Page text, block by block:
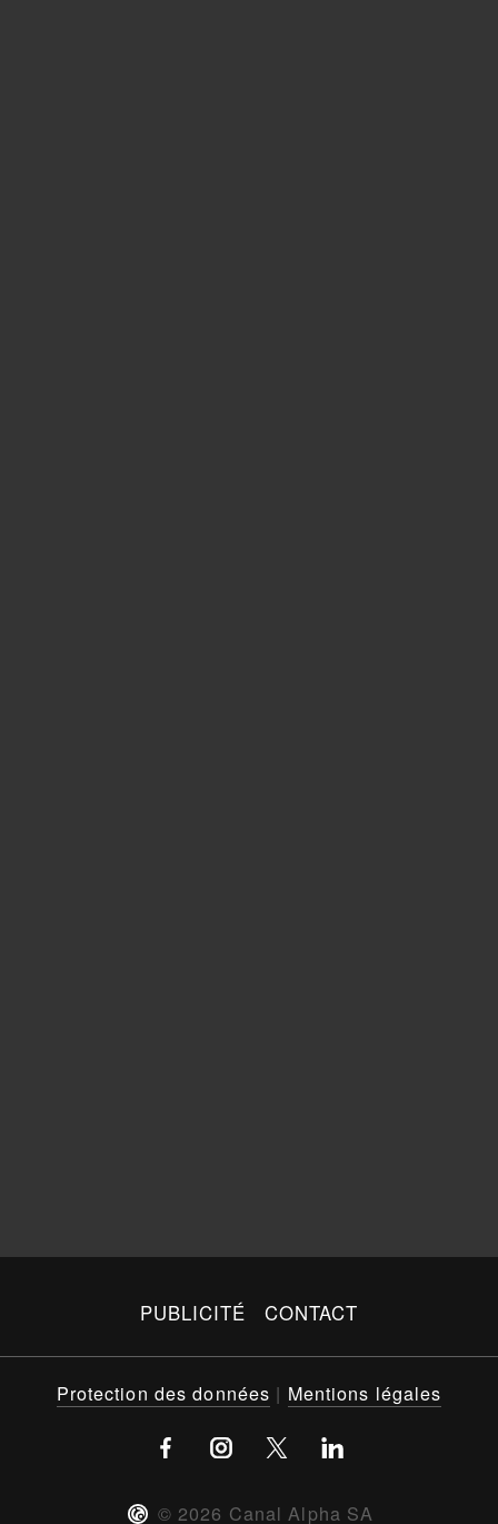
PUBLICITÉ CONTACT
© 2026 Canal Alpha SA
Protection des données | Mentions légales